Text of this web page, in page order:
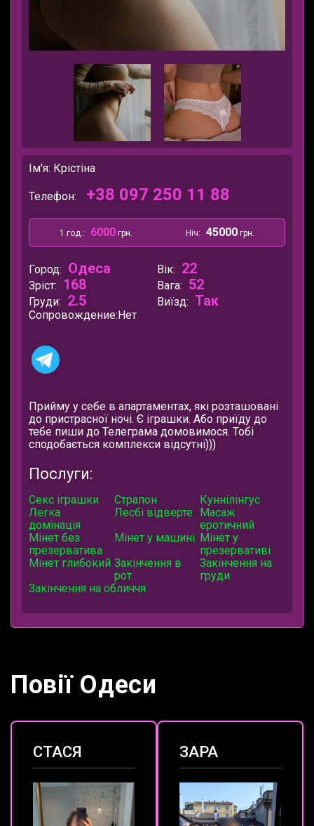
Ім'я: Крістіна
Телефон: +38 097 250 11 88
1 год.: 6000 грн. Ніч: 45000 грн.
Город: Одеса Вік: 22
Зріст: 168 Вага: 52
Груди: 2.5 Виїзд: Так
Сопровождение:Нет
Прийму у себе в апартаментах, які розташовані
до пристрасної ночі. Є іграшки. Або приїду до
тебе пиши до Телеграма домовимося. Тобі
сподобається комплекси відсутні)))
Послуги:
Секс іграшки Страпон
Куннілінгус
Легка
домінація
Лесбі відверте
Масаж
еротичний
Мінет без
презерватива
Мінет у машині Мінет у
презервативі
Мінет глибокий Закінчення в
рот
Закінчення на
груди
Закінчення на обличчя
Повії Одеси
СТАСЯ ЗАРА